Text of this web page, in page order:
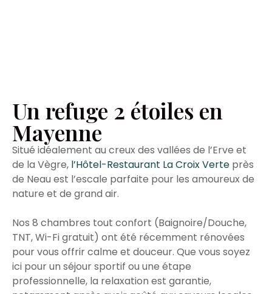
Un refuge 2 étoiles en
Mayenne
Situé idéalement au creux des vallées de l’Erve et
de la Vègre, l’Hôtel-Restaurant La Croix Verte près
de Neau est l’escale parfaite pour les amoureux de
nature et de grand air.
Nos 8 chambres tout confort (Baignoire/Douche,
TNT, Wi-Fi gratuit) ont été récemment rénovées
pour vous offrir calme et douceur. Que vous soyez
ici pour un séjour sportif ou une étape
professionnelle, la relaxation est garantie,